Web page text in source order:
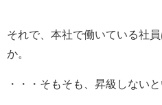
それで、本社で働いている社
か。
・・・そもそも、昇級しない